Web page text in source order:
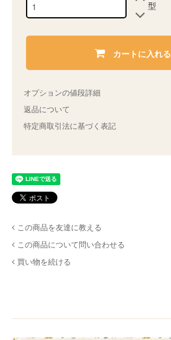
型
カートに入れる
オプションの値段詳細
返品について
特定商取引法に基づく表記
この商品を友達に教える
この商品について問い合わせる
買い物を続ける